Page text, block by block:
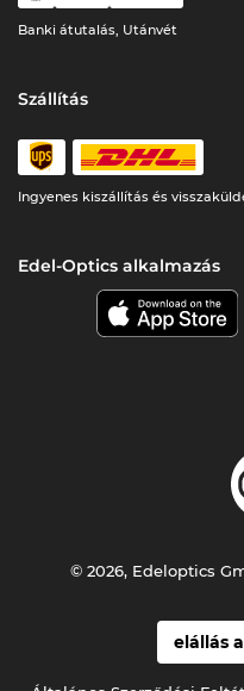
Banki átutalás, Utánvét
Szállítás
Ingyenes kiszállítás és
Edel-Optics alkalmazás
elállás
© 2026, Edeloptics